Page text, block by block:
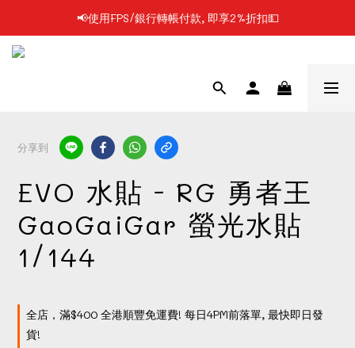
📢凡購物滿$199 順豐自提點免運費📦📦
📢使用FPS/銀行轉帳付款, 即享2%折扣💵
分享到
EVO 水貼 - RG 勇者王
GaoGaiGar 螢光水貼
1/144
全店，滿$400 全港順豐免運費! 每日4PM前落單, 最快即日發
貨!